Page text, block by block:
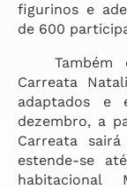
figurinos e
de 600
Também
Carreata
adaptados e
dezembro, a
Carreata
estende-se
habitacional